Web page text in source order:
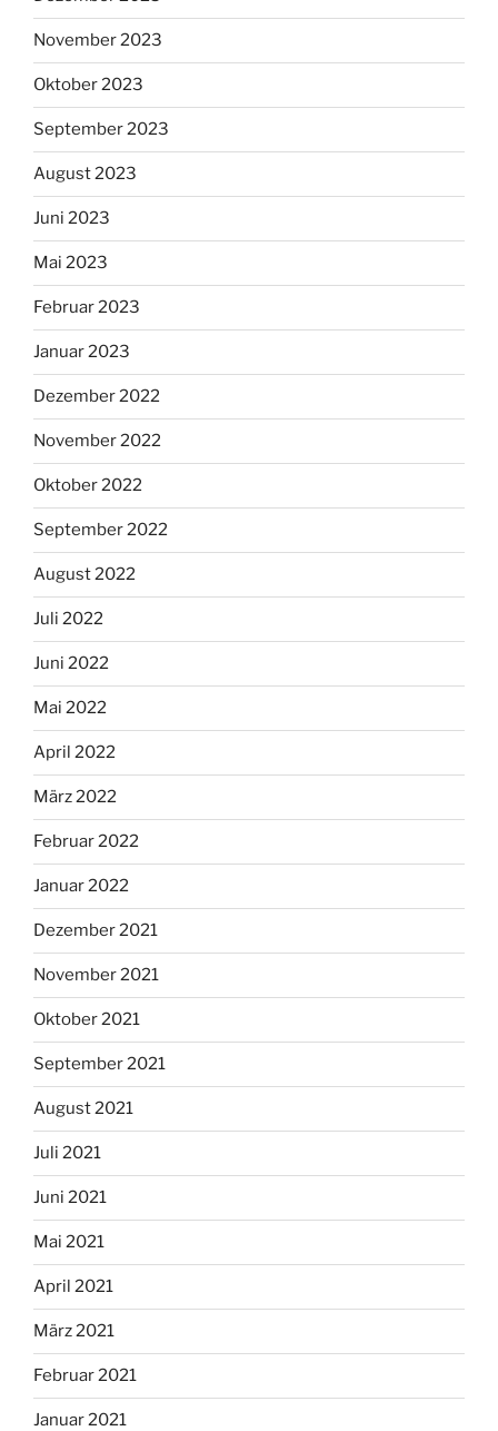
November 2023
Oktober 2023
September 2023
August 2023
Juni 2023
Mai 2023
Februar 2023
Januar 2023
Dezember 2022
November 2022
Oktober 2022
September 2022
August 2022
Juli 2022
Juni 2022
Mai 2022
April 2022
März 2022
Februar 2022
Januar 2022
Dezember 2021
November 2021
Oktober 2021
September 2021
August 2021
Juli 2021
Juni 2021
Mai 2021
April 2021
März 2021
Februar 2021
Januar 2021